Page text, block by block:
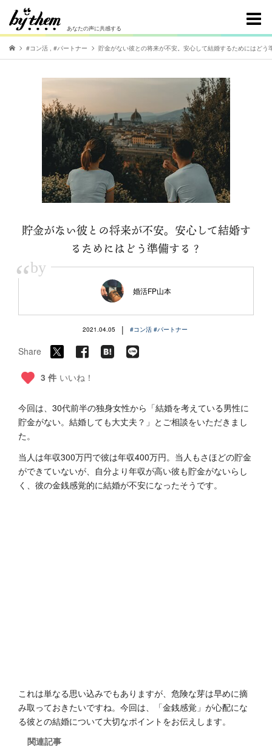
あなたの声に共感する
#コン活 , #パートナー 貯金がない彼との将来が不安。安心して結婚するためにはどう
貯金がない彼との将来が不安。安心して結婚す
るためにはどう準備する？
“by
婚活FP山本
2021.04.05 | #コン活 #パートナー
Share
3 件 いいね！
今回は、30代前半の独身女性から「結婚を考えている男性に
貯金がない。結婚しても大丈夫？」とご相談をいただきまし
た。
当人は年収300万円で彼は年収400万円。当人もさほどの貯金
ができていないが、自分より年収が高い彼も貯金がないらし
く、彼の金銭感覚的に結婚が不安になったそうです。
これは単なる思い込みでもありますが、危険な芽は早めに摘
み取っておきたいですね。今回は、「金銭感覚」が心配にな
る彼との結婚について大切なポイントをお伝えします。
関連記事